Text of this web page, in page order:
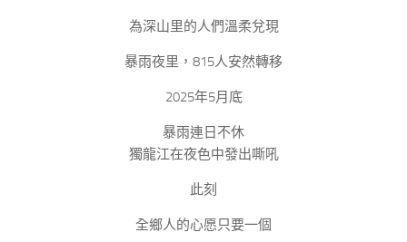
為深山里的人們溫柔兌現
暴雨夜里，815人安然轉移
2025年5月底
暴雨連日不休
獨龍江在夜色中發出嘶吼
此刻
全鄉人的心愿只要一個